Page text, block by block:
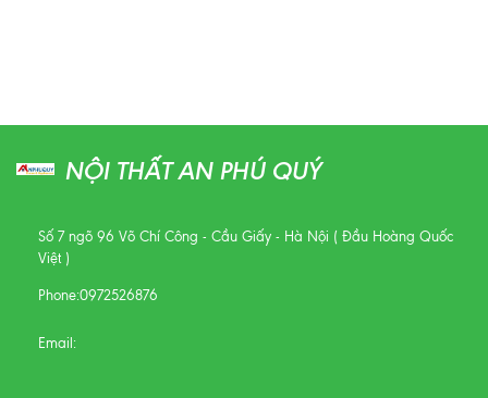
NỘI THẤT AN PHÚ QUÝ
Số 7 ngõ 96 Võ Chí Công - Cầu Giấy - Hà Nội ( Đầu Hoàng Quốc
Việt )
Phone:0972526876
Email: